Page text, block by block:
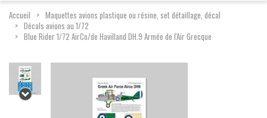
Accueil
Maquettes avions plastique ou résine, set détaillage, décal
Décals avions au 1/72
Blue Rider 1/72 AirCo/de Havilland DH.9 Armée de l'Air Grecque